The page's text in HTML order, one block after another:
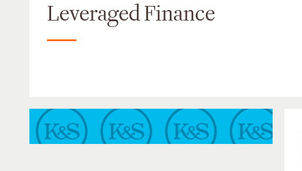
Leveraged Finance